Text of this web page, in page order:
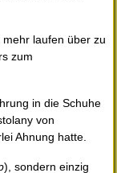
laufen über zu
zum
in die Schuhe
von
Ahnung hatte.
), sondern einzig